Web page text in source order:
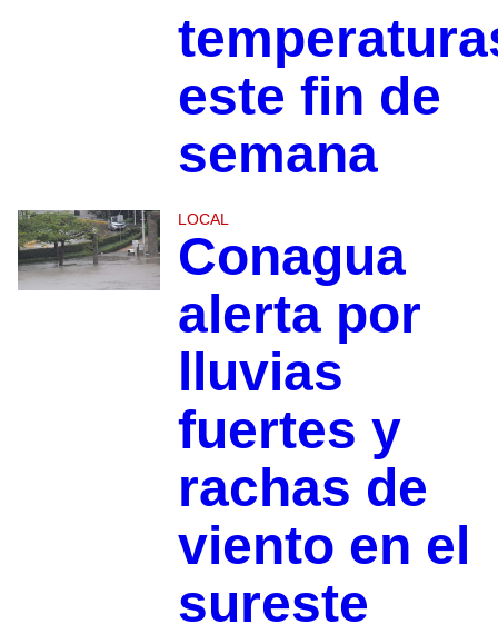
este fin de
semana
LOCAL
Conagua
alerta por
lluvias
fuertes y
rachas de
viento en el
sureste